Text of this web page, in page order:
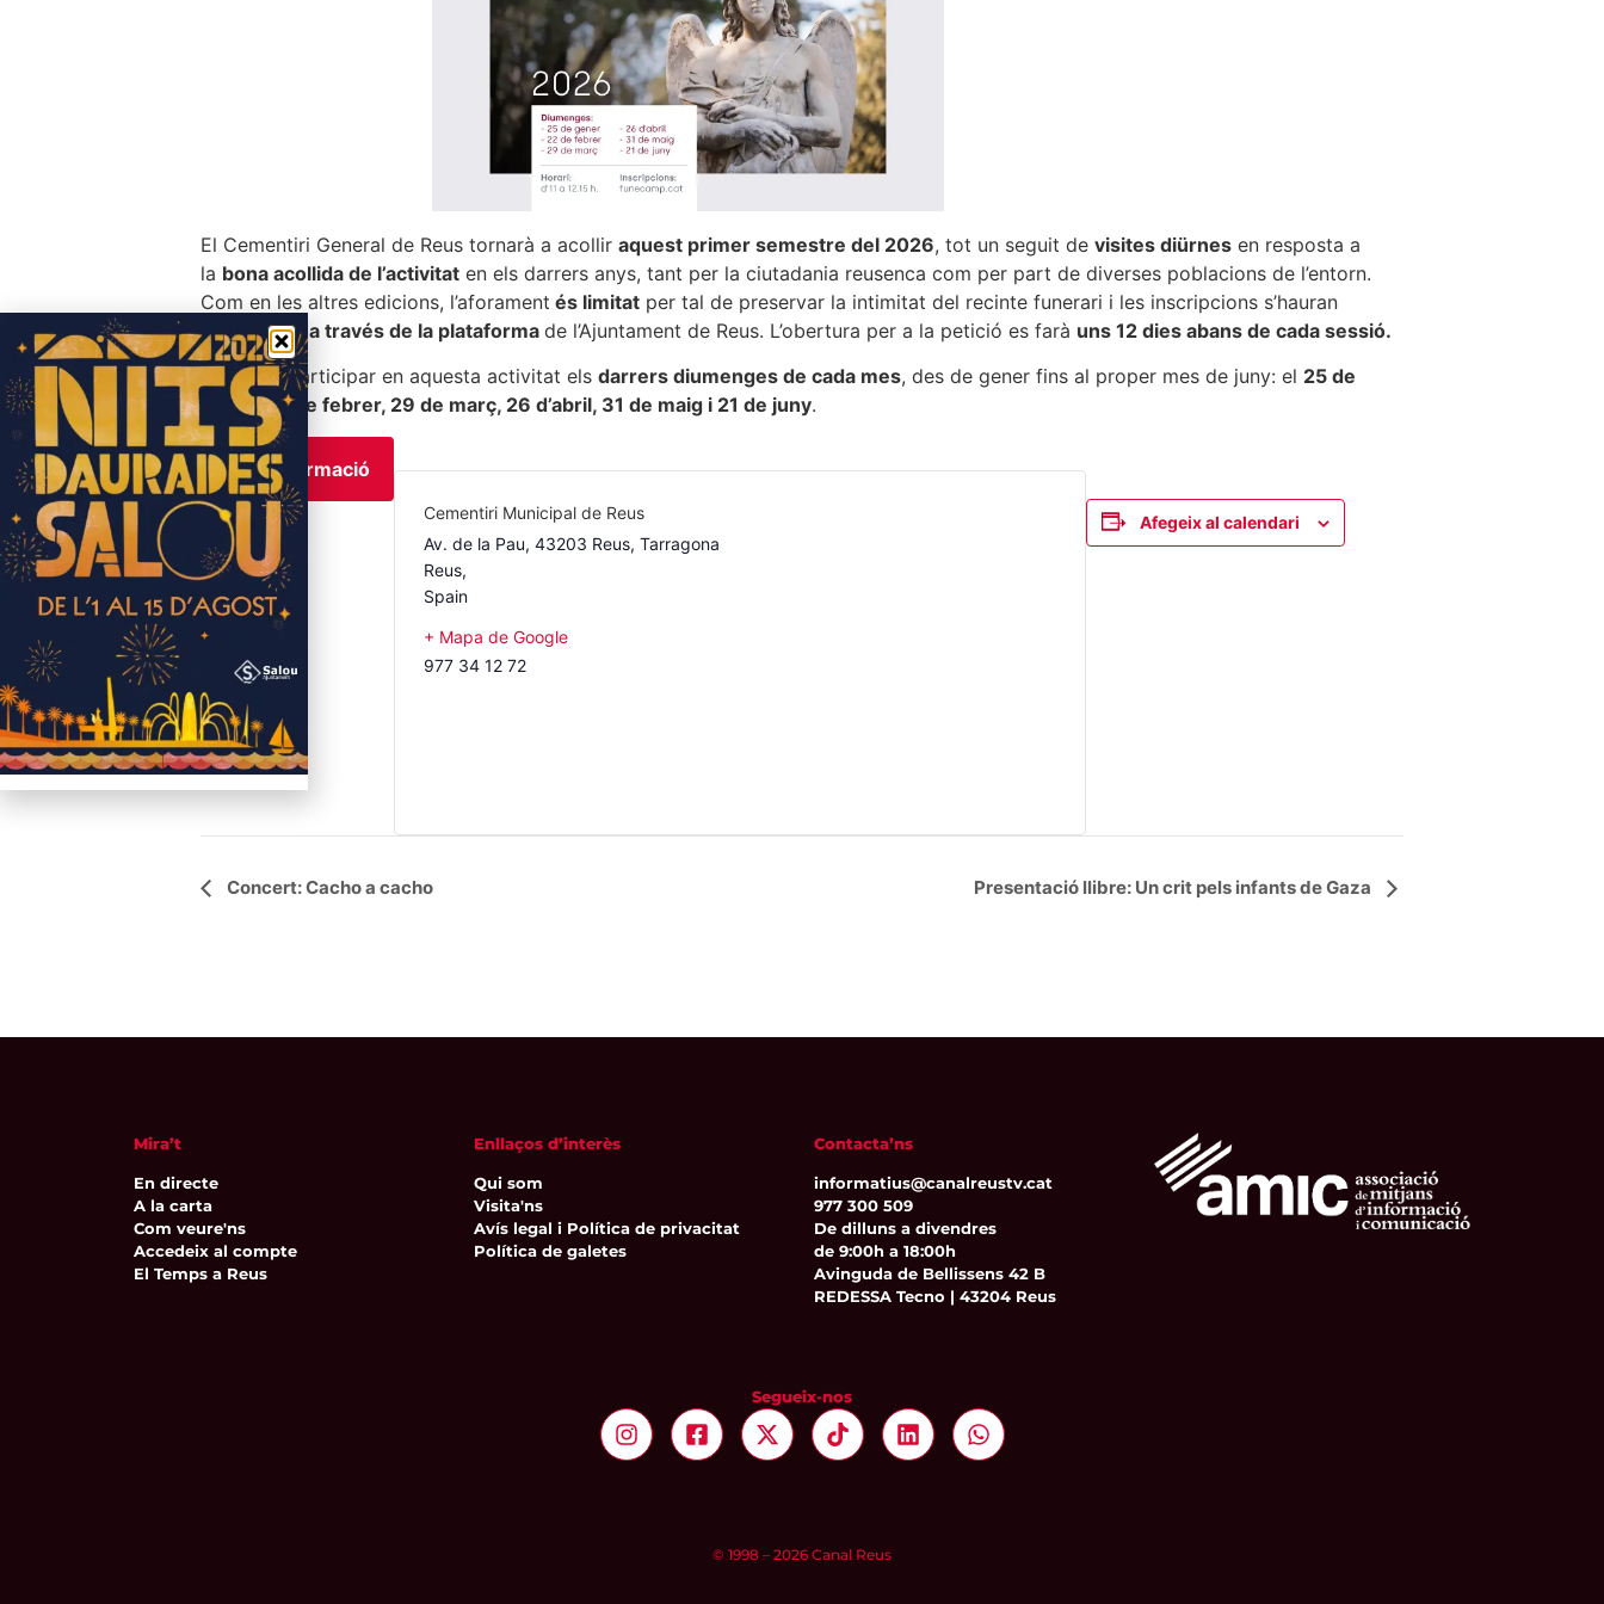
El Cementiri General de Reus tornarà a acollir aquest primer semestre del 2026, tot un seguit de visites diürnes en resposta a
la bona acollida de l’activitat en els darrers anys, tant per la ciutadania reusenca com per part de diverses poblacions de l’entorn.
Com en les altres edicions, l’aforament és limitat per tal de preservar la intimitat del recinte funerari i les inscripcions s’hauran
detramitar a través de la plataforma de l’Ajuntament de Reus. L’obertura per a la petició es farà uns 12 dies abans de cada sessió.
Es podrà participar en aquesta activitat els darrers diumenges de cada mes, des de gener fins al proper mes de juny: el 25 de
gener, 22 de febrer, 29 de març, 26 d’abril, 31 de maig i 21 de juny.
Més informació
Cementiri Municipal de Reus
Av. de la Pau, 43203 Reus, Tarragona
Reus,
Spain
+ Mapa de Google
977 34 12 72
Afegeix al calendari
Navegació
Concert: Cacho a cacho Presentació llibre: Un crit pels infants de Gaza
Mira’t
En directe
A la carta
Com veure'ns
Accedeix al compte
El Temps a Reus
Enllaços d’interès
Qui som
Visita'ns
Avís legal i Política de privacitat
Política de galetes
Contacta’ns
informatius@canalreustv.cat
977 300 509
De dilluns a divendres
de 9:00h a 18:00h
Avinguda de Bellissens 42 B
REDESSA Tecno | 43204 Reus
Segueix-nos
© 1998 – 2026 Canal Reus